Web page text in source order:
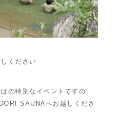
ください
の特別なイベントですの
SAUNAへお越しくださ